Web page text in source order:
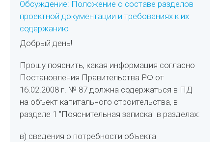
Обсуждение: Положение о составе разделов
проектной документации и требованиях к их
содержанию
Добрый день!
Прошу пояснить, какая информация согласно
Постановления Правительства РФ от
16.02.2008 г. № 87 должна содержаться в ПД
на объект капитального строительства, в
разделе 1 "Пояснительная записка" в разделах:
в) сведения о потребности объекта